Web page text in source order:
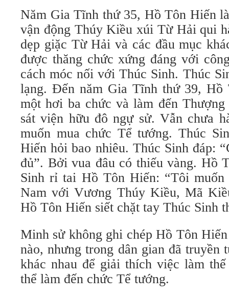
Năm Gia Tĩnh thứ 35, Hồ Tôn Hiến
vận động Thúy Kiều xúi Từ Hải qui
dẹp giặc Từ Hải và các đầu mục
được thăng chức xứng đáng với
cách móc nối với Thúc Sinh. Thúc
lạng. Đến năm Gia Tĩnh thứ 39, Hồ
một hơi ba chức và làm đến
sát viện hữu đô ngự sử. Vẫn chưa
muốn mua chức Tể tướng. Thúc
Hiến hỏi bao nhiêu. Thúc Sinh đáp:
đủ”. Bởi vua đâu có thiếu vàng. Hồ
Sinh rỉ tai Hồ Tôn Hiến: “Tôi
Nam với Vương Thúy Kiều, Mã
Hồ Tôn Hiến siết chặt tay Thúc Sinh
Minh sử không ghi chép Hồ Tôn
nào, nhưng trong dân gian đã truyền
khác nhau để giải thích việc làm
thể làm đến chức Tể tướng.